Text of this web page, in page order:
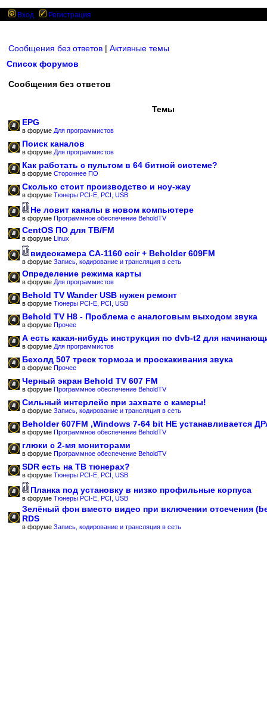
Вход Регистрация
Сообщения без ответов | Активные темы
Список форумов
Сообщения без ответов
Темы
EPG
в форуме Для программистов
Поиск каналов
в форуме Для программистов
Как работать с пультом в 64 битной системе?
в форуме Стороннее ПО
Сколько стоит производство и ноу-жау
в форуме Тюнеры PCI-E, PCI, USB
Не ловит каналы в новом компьютере
в форуме Программное обеспечение BeholdTV
CentOS ПО для ТВ/FM
в форуме Linux
видеокамера CA-1160 ccir + Beholder 609FM
в форуме Запись, кодирование и трансляция в сеть
Определение режима карты
в форуме Для программистов
Behold TV Wander USB нужен ремонт
в форуме Тюнеры PCI-E, PCI, USB
Behold TV H8 - Проблема с аналоговым выходом звука
в форуме Прочее
А есть какая-нибудь инструкция по dvb-t2 для
в форуме Для программистов
Бехолд 507 треск тормоза и проскакивания звука
в форуме Прочее
Черный экран Behold TV 607 FM
в форуме Программное обеспечение BeholdTV
Сильный интерлейс при захвате с камеры!
в форуме Запись, кодирование и трансляция в сеть
Beholder 607FM ,Windows 7-64 bit НЕ устанавливается
в форуме Программное обеспечение BeholdTV
глюки с 2-мя мониторами
в форуме Программное обеспечение BeholdTV
SDR есть на ТВ тюнерах?
в форуме Тюнеры PCI-E, PCI, USB
Планка под установку в низко профильные корпуса
в форуме Тюнеры PCI-E, PCI, USB
Зелёный фон вместо видео при включении отсечения
RDS
в форуме Запись, кодирование и трансляция в сеть